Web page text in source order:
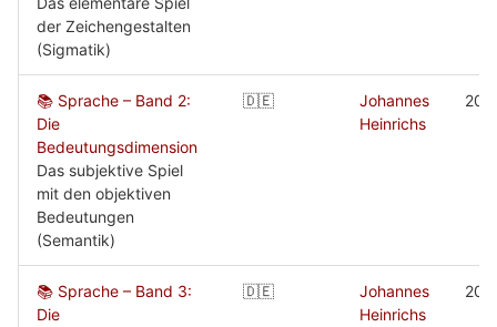
der Zeichengestalten
(Sigmatik)
📚 Sprache – Band 2:
Die
Bedeutungsdimension
Das subjektive Spiel
mit den objektiven
Bedeutungen
(Semantik)
🇩🇪
Johannes
Heinrichs
📚 Sprache – Band 3:
Die
🇩🇪
Johannes
Heinrichs